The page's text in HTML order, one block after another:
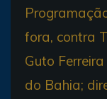
fora, contra
Guto
do Bahia;